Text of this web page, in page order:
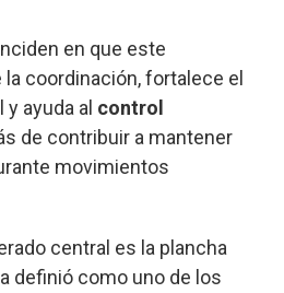
en que este
coordinación, fortalece el
ayuda al control
de contribuir a mantener
movimientos
central es la plancha
definió como uno de los